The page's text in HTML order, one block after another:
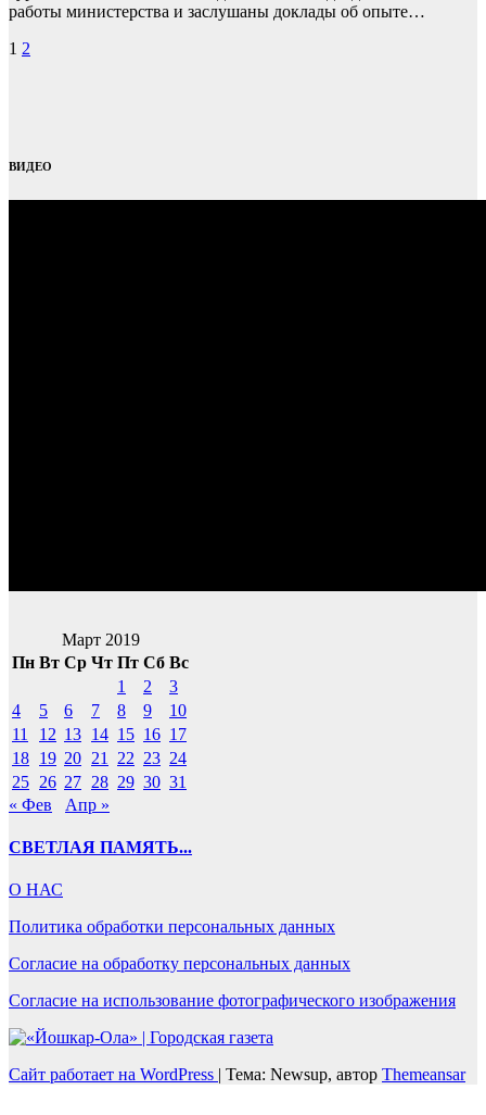
работы министерства и заслушаны доклады об опыте…
Пагинация
1 2
ВИДЕО
Март 2019
Пн Вт Ср Чт Пт Сб Вс
1
2
3
4
5 6 7 8 9
10
11
12 13 14 15 16 17
18 19 20 21 22 23 24
25 26 27 28 29 30 31
« Фев
Апр »
СВЕТЛАЯ ПАМЯТЬ...
О НАС
Политика обработки персональных данных
Согласие на обработку персональных данных
Согласие на использование фотографического изображения
Сайт работает на WordPress | Тема: Newsup, автор Themeansar